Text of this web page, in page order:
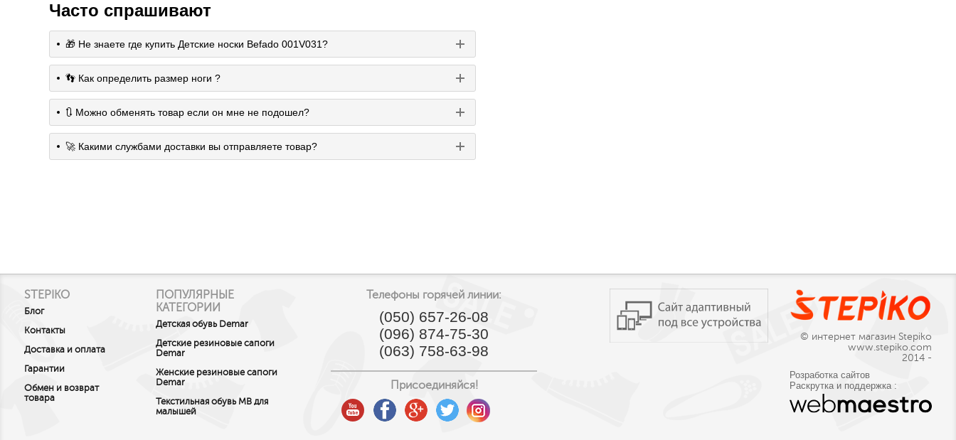
Артикул: 587/03
Носки хлопковые
Часто спрашивают
🎁 Не знаете где купить Детские носки Befado 001V031?
👣 Как определить размер ноги ?
🔃 Можно обменять товар если он мне не подошел?
🚀 Какими службами доставки вы отправляете товар?
STEPIKO
Блог
Контакты
Доставка и оплата
Гарантии
Обмен и возврат
товара
ПОПУЛЯРНЫЕ
КАТЕГОРИИ
Детская обувь Demar
Детские резиновые сапоги
Demar
Женские резиновые сапоги
Demar
Текстильная обувь MB для
малышей
Телефоны горячей линии:
(050) 657-26-08
(096) 874-75-30
(063) 758-63-98
Присоединяйся!
youtubefacebookgoogle
plus
twitterinstagram
© интернет магазин Stepiko
www.stepiko.com
2014 -
Розработка сайтов
Раскрутка и поддержка :